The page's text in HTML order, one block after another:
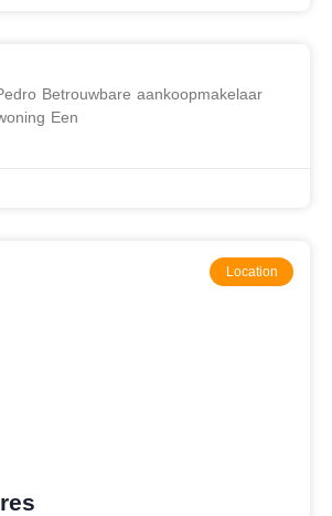
Betrouwbare aankoopmakelaar
Een
Location